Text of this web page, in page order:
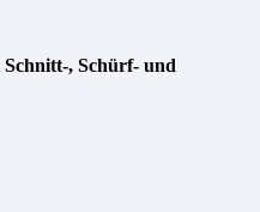
Schnitt-, Schürf- und